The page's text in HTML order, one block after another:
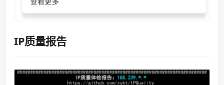
IP质量报告